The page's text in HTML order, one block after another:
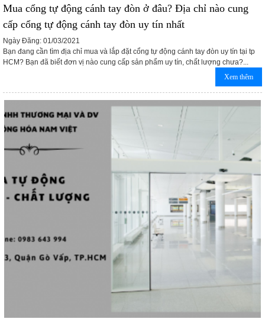
Mua cổng tự động cánh tay đòn ở đâu? Địa chỉ nào cung
cấp cổng tự động cánh tay đòn uy tín nhất
Ngày Đăng: 01/03/2021
Bạn đang cần tìm địa chỉ mua và lắp đặt cổng tự động cánh tay đòn uy tín tại tp
HCM? Bạn đã biết đơn vị nào cung cấp sản phẩm uy tín, chất lượng chưa?...
Xem thêm